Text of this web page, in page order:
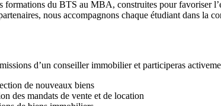
formations du BTS au MBA, construites pour favoriser
nous accompagnons chaque étudiant dans la
d’un conseiller immobilier et participeras
de nouveaux biens
des mandats de vente et de location